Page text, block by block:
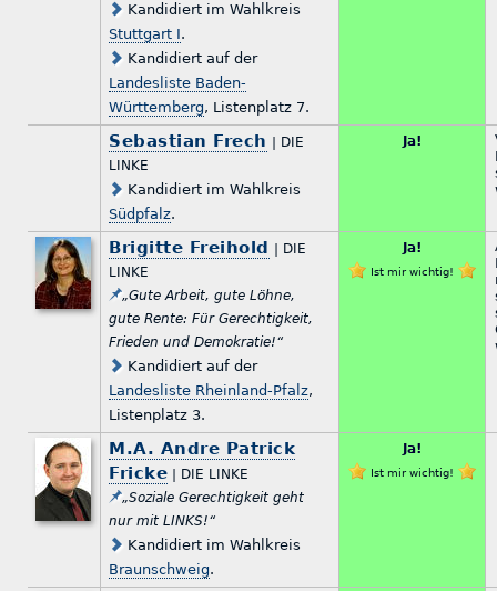
Kandidiert im Wahlkreis
Stuttgart I.
Kandidiert auf der
Landesliste Baden-
Württemberg, Listenplatz 7.
Sebastian Frech
| DIE
LINKE
Kandidiert im Wahlkreis
Südpfalz.
Ja!
Brigitte Freihold
| DIE
LINKE
„Gute Arbeit, gute Löhne,
gute Rente: Für Gerechtigkeit,
Frieden und Demokratie!“
Kandidiert auf der
Landesliste Rheinland-Pfalz,
Listenplatz 3.
Ja!
Ist mir wichtig!
M.A. Andre Patrick
Fricke | DIE LINKE
„Soziale Gerechtigkeit geht
nur mit LINKS!“
Kandidiert im Wahlkreis
Braunschweig.
Ja!
Ist mir wichtig!